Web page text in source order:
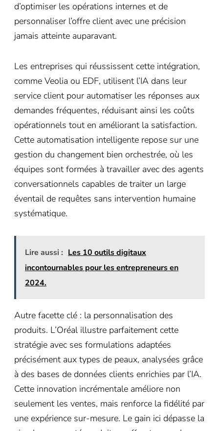
d’optimiser les opérations internes et de
personnaliser l’offre client avec une précision
jamais atteinte auparavant.
Les entreprises qui réussissent cette intégration,
comme Veolia ou EDF, utilisent l’IA dans leur
service client pour automatiser les réponses aux
demandes fréquentes, réduisant ainsi les coûts
opérationnels tout en améliorant la satisfaction.
Cette automatisation intelligente repose sur une
gestion du changement bien orchestrée, où les
équipes sont formées à travailler avec des agents
conversationnels capables de traiter un large
éventail de requêtes sans intervention humaine
systématique.
Lire aussi : Les 10 outils digitaux
incontournables pour les entrepreneurs en
2024.
Autre facette clé : la personnalisation des
produits. L’Oréal illustre parfaitement cette
stratégie avec ses formulations adaptées
précisément aux types de peaux, analysées grâce
à des bases de données clients enrichies par l’IA.
Cette innovation incrémentale améliore non
seulement les ventes, mais renforce la fidélité par
une expérience sur-mesure. Le gain ici dépasse la